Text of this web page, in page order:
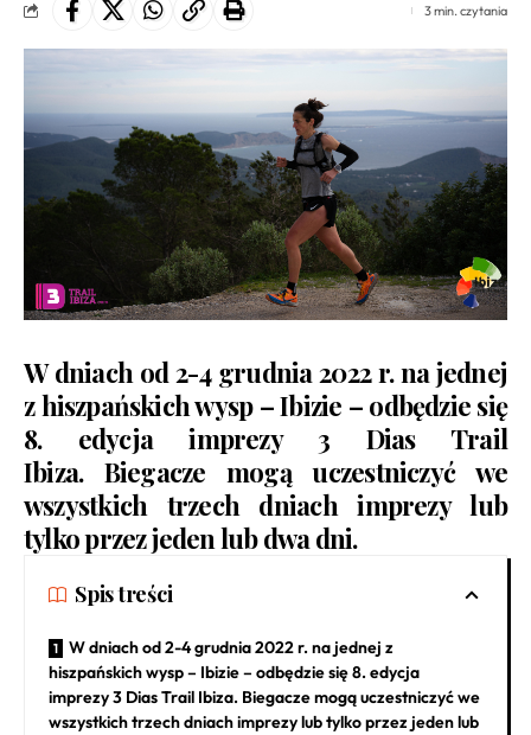
3 min. czytania
W dniach od 2-4 grudnia 2022 r. na jednej
z hiszpańskich wysp – Ibizie – odbędzie się
8. edycja imprezy 3 Dias Trail
Ibiza. Biegacze mogą uczestniczyć we
wszystkich trzech dniach imprezy lub
tylko przez jeden lub dwa dni.
Spis treści
W dniach od 2-4 grudnia 2022 r. na jednej z
hiszpańskich wysp – Ibizie – odbędzie się 8. edycja
imprezy 3 Dias Trail Ibiza. Biegacze mogą uczestniczyć we
wszystkich trzech dniach imprezy lub tylko przez jeden lub